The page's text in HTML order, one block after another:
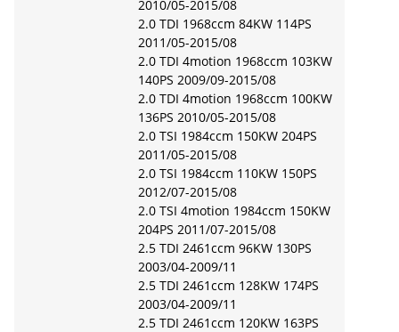
2010/05-2015/08
2.0 TDI 1968ccm 84KW 114PS
2011/05-2015/08
2.0 TDI 4motion 1968ccm 103KW
140PS 2009/09-2015/08
2.0 TDI 4motion 1968ccm 100KW
136PS 2010/05-2015/08
2.0 TSI 1984ccm 150KW 204PS
2011/05-2015/08
2.0 TSI 1984ccm 110KW 150PS
2012/07-2015/08
2.0 TSI 4motion 1984ccm 150KW
204PS 2011/07-2015/08
2.5 TDI 2461ccm 96KW 130PS
2003/04-2009/11
2.5 TDI 2461ccm 128KW 174PS
2003/04-2009/11
2.5 TDI 2461ccm 120KW 163PS